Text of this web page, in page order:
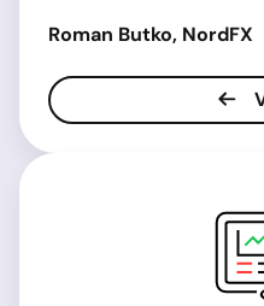
Roman Butko, NordFX